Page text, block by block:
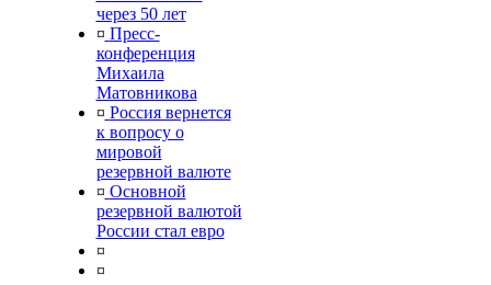
через 50 лет
¤ Пресс-
конференция
Михаила
Матовникова
¤ Россия вернется
к вопросу о
мировой
резервной валюте
¤ Основной
резервной валютой
России стал евро
¤
¤